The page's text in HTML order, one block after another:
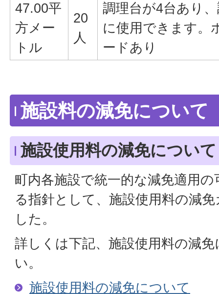
47.00平
方メー
トル
20
人
調理台が4台あり
に使用できます。
ードあり
施設料の減免について
施設使用料の減免について
町内各施設で統一的な減免適用
る指針として、施設使用料の減
した。
詳しくは下記、施設使用料の減
い。
施設使用料の減免について